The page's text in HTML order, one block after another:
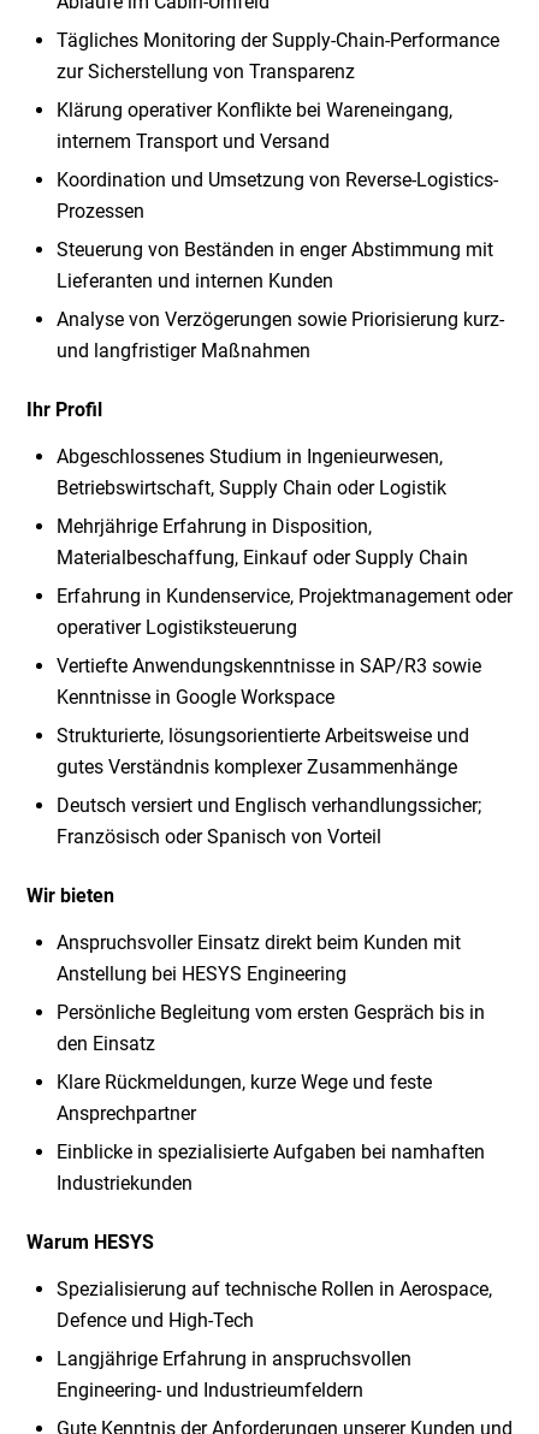
Tägliches Monitoring der Supply-Chain-Performance
zur Sicherstellung von Transparenz
Klärung operativer Konflikte bei Wareneingang,
internem Transport und Versand
Koordination und Umsetzung von Reverse-Logistics-
Prozessen
Steuerung von Beständen in enger Abstimmung mit
Lieferanten und internen Kunden
Analyse von Verzögerungen sowie Priorisierung kurz-
und langfristiger Maßnahmen
Ihr Profil
Abgeschlossenes Studium in Ingenieurwesen,
Betriebswirtschaft, Supply Chain oder Logistik
Mehrjährige Erfahrung in Disposition,
Materialbeschaffung, Einkauf oder Supply Chain
Erfahrung in Kundenservice, Projektmanagement oder
operativer Logistiksteuerung
Vertiefte Anwendungskenntnisse in SAP/R3 sowie
Kenntnisse in Google Workspace
Strukturierte, lösungsorientierte Arbeitsweise und
gutes Verständnis komplexer Zusammenhänge
Deutsch versiert und Englisch verhandlungssicher;
Französisch oder Spanisch von Vorteil
Wir bieten
Anspruchsvoller Einsatz direkt beim Kunden mit
Anstellung bei HESYS Engineering
Persönliche Begleitung vom ersten Gespräch bis in
den Einsatz
Klare Rückmeldungen, kurze Wege und feste
Ansprechpartner
Einblicke in spezialisierte Aufgaben bei namhaften
Industriekunden
Warum HESYS
Spezialisierung auf technische Rollen in Aerospace,
Defence und High-Tech
Langjährige Erfahrung in anspruchsvollen
Engineering- und Industrieumfeldern
Gute Kenntnis der Anforderungen unserer Kunden und